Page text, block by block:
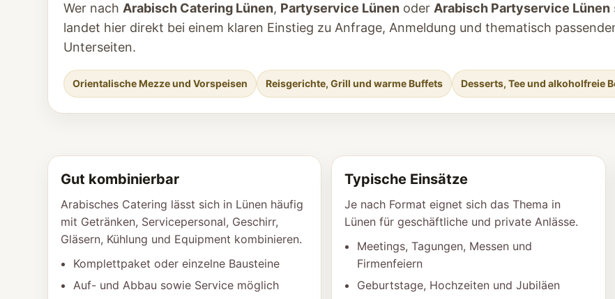
Wer nach Arabisch Catering Lünen, Partyservice Lünen oder Arabisch Partyservice Lünen
landet hier direkt bei einem klaren Einstieg zu Anfrage, Anmeldung und thematisch
Unterseiten.
Orientalische Mezze und Vorspeisen Reisgerichte, Grill und warme Buffets Desserts, Tee und alkoholfreie
Gut kombinierbar
Arabisches Catering lässt sich in Lünen häufig
mit Getränken, Servicepersonal, Geschirr,
Gläsern, Kühlung und Equipment kombinieren.
Komplettpaket oder einzelne Bausteine
Auf- und Abbau sowie Service möglich
Typische Einsätze
Je nach Format eignet sich das Thema in
Lünen für geschäftliche und private Anlässe.
Meetings, Tagungen, Messen und
Firmenfeiern
Geburtstage, Hochzeiten und Jubiläen